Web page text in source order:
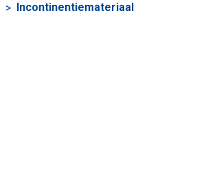
Incontinentiemateriaal